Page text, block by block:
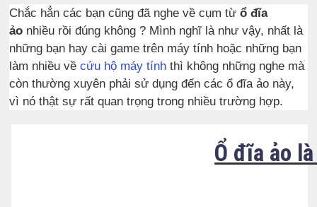
Chắc hẳn các bạn cũng đã nghe về cụm từổ đĩa
ảo nhiều rồi đúng không ? Mình nghĩ là như vậy, nhất là
những bạn hay cài game trên máy tính hoặc những bạn
làm nhiều vềcứu hộ máy tính thì không những nghe mà
còn thường xuyên phải sử dụng đến các ổ đĩa ảo này,
vì nó thật sự rất quan trọng trong nhiều trường hợp.
Ổ đĩa ảo